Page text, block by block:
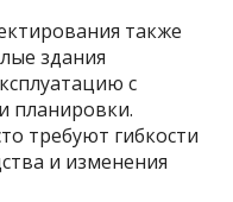
также
здания
с
планировки.
требуют гибкости
и изменения